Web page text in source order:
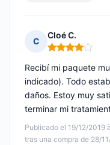
C
Cloé C.
Nota: 4 de 5
Publicado el 19/12/2019
tras una compra de 28/
Recibí mi paquete
indicado). Todo
daños. Estoy muy
terminar mi